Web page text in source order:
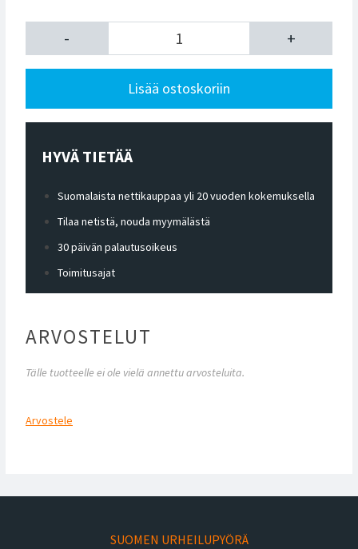
- +
Lisää ostoskoriin
HYVÄ TIETÄÄ
Suomalaista nettikauppaa yli 20 vuoden kokemuksella
Tilaa netistä, nouda myymälästä
30 päivän palautusoikeus
Toimitusajat
ARVOSTELUT
Tälle tuotteelle ei ole vielä annettu arvosteluita.
Arvostele
SUOMEN URHEILUPYÖRÄ